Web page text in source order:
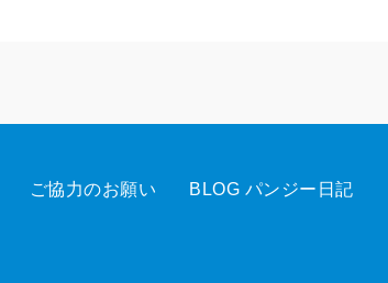
ご協力のお願い BLOG パンジー日記